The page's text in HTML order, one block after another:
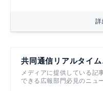
詳
共同通信リアルタイ
メディアに提供している記
できる広報部門必見のニュ